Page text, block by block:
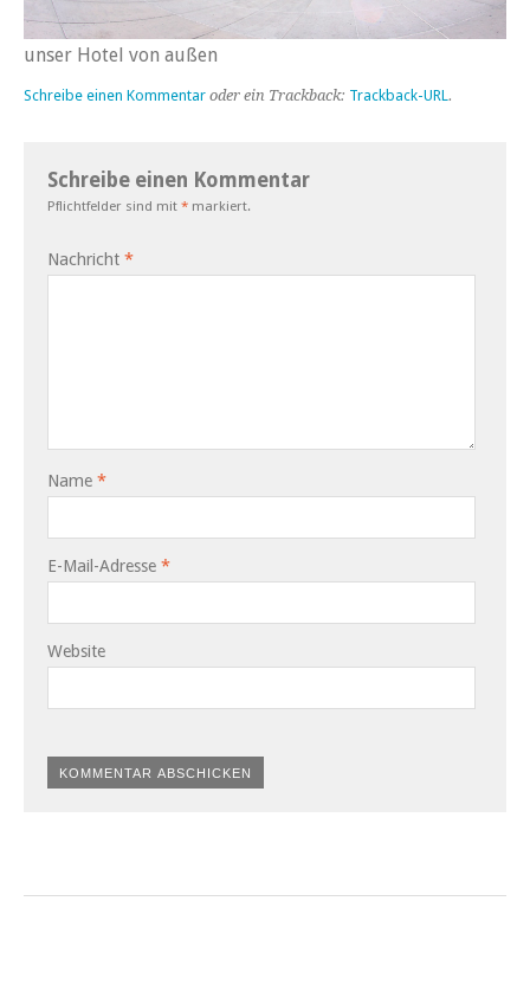
unser Hotel von außen
Schreibe einen Kommentar oder ein Trackback: Trackback-URL.
Schreibe einen Kommentar
Pflichtfelder sind mit * markiert.
Nachricht *
Name *
E-Mail-Adresse *
Website